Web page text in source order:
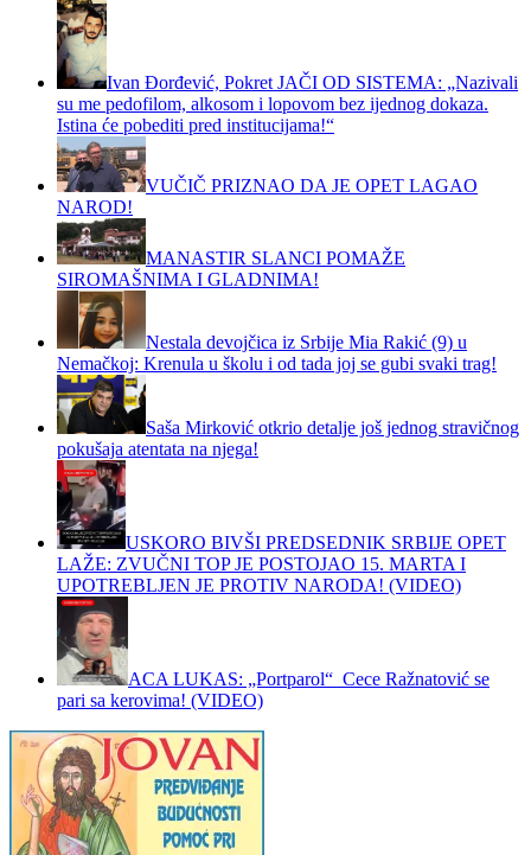
Ivan Đorđević, Pokret JAČI OD SISTEMA: „Nazivali
su me pedofilom, alkosom i lopovom bez ijednog dokaza.
Istina će pobediti pred institucijama!“
VUČIČ PRIZNAO DA JE OPET LAGAO
NAROD!
MANASTIR SLANCI POMAŽE
SIROMAŠNIMA I GLADNIMA!
Nestala devojčica iz Srbije Mia Rakić (9) u
Nemačkoj: Krenula u školu i od tada joj se gubi svaki trag!
Saša Mirković otkrio detalje još jednog stravičnog
pokušaja atentata na njega!
USKORO BIVŠI PREDSEDNIK SRBIJE OPET
LAŽE: ZVUČNI TOP JE POSTOJAO 15. MARTA I
UPOTREBLJEN JE PROTIV NARODA! (VIDEO)
ACA LUKAS: „Portparol“ Cece Ražnatović se
pari sa kerovima! (VIDEO)